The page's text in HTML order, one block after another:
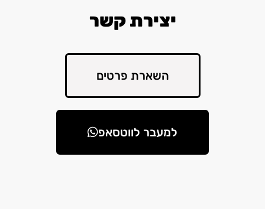
יצירת קשר
השארת פרטים
למעבר לווטסאפ